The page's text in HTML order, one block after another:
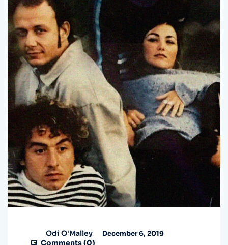
Odi O'Malley December 6, 2019
Comments (0)